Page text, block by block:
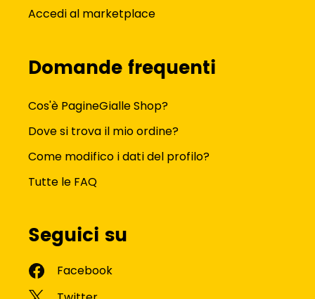
Accedi al marketplace
Domande frequenti
Cos'è PagineGialle Shop?
Dove si trova il mio ordine?
Come modifico i dati del profilo?
Tutte le FAQ
Seguici su